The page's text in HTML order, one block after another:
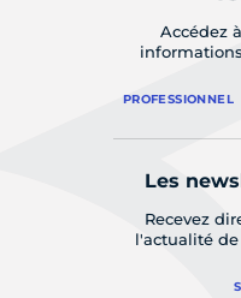
Accédez
PROFESSIONNEL
Les
Recevez
l'actualité